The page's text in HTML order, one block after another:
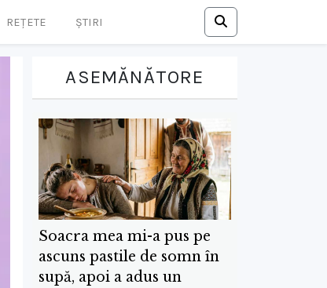
REȚETE ȘTIRI
ASEMĂNĂTORE
Soacra mea mi-a pus pe
ascuns pastile de somn în
supă, apoi a adus un